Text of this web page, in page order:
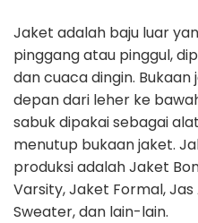
Jaket adalah baju luar
pinggang atau pinggul,
dan cuaca dingin.
depan dari leher ke
sabuk dipakai sebagai
menutup bukaan jaket.
produksi adalah Jaket
Varsity, Jaket Formal,
Sweater, dan lain-lain.